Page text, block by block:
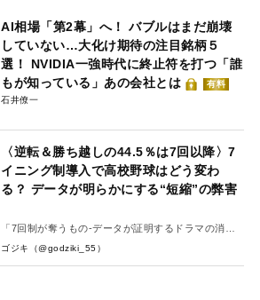
AI相場「第2幕」へ！ バブルはまだ崩壊
していない…大化け期待の注目銘柄５
選！ NVIDIA一強時代に終止符を打つ「誰
もが知っている」あの会社とは
有料
石井僚一
〈逆転＆勝ち越しの44.5％は7回以降〉7
イニング制導入で高校野球はどう変わ
る？ データが明らかにする“短縮”の弊害
「7回制が奪うもの-データが証明するドラマの消
失-」
ゴジキ（@godziki_55）